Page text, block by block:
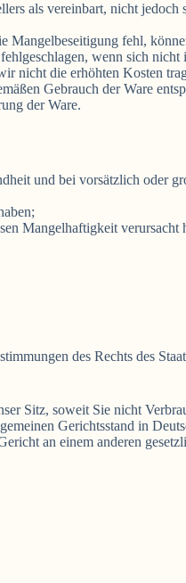
als vereinbart, nicht
Mangelbeseitigung fehl,
wenn sich nicht
nicht die erhöhten Kosten
Gebrauch der Ware
der Ware.
und bei vorsätzlich oder
Mangelhaftigkeit verursacht
des Rechts des
Sitz, soweit Sie nicht
Gerichtsstand in
an einem anderen